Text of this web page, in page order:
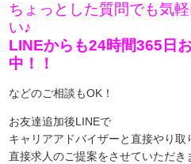
ちょっとした質問でも気
い♪
LINEからも24時間365日
中！！
などのご相談もOK！
お友達追加後LINEで
キャリアアドバイザーと直接やり取
直接求人のご提案をさせていただき